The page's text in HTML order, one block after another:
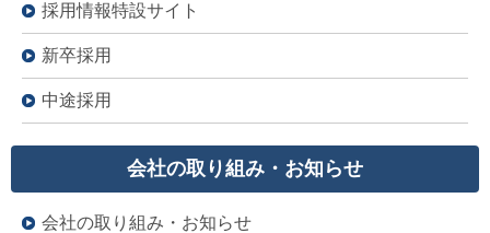
採用情報特設サイト
新卒採用
中途採用
会社の取り組み・お知らせ
会社の取り組み・お知らせ